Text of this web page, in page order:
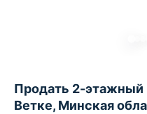
Продать 2-этажный
Ветке, Минская